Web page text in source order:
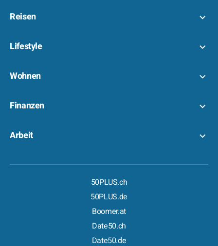
Reisen
Lifestyle
Wohnen
Finanzen
Arbeit
50PLUS.ch
50PLUS.de
Boomer.at
Date50.ch
Date50.de